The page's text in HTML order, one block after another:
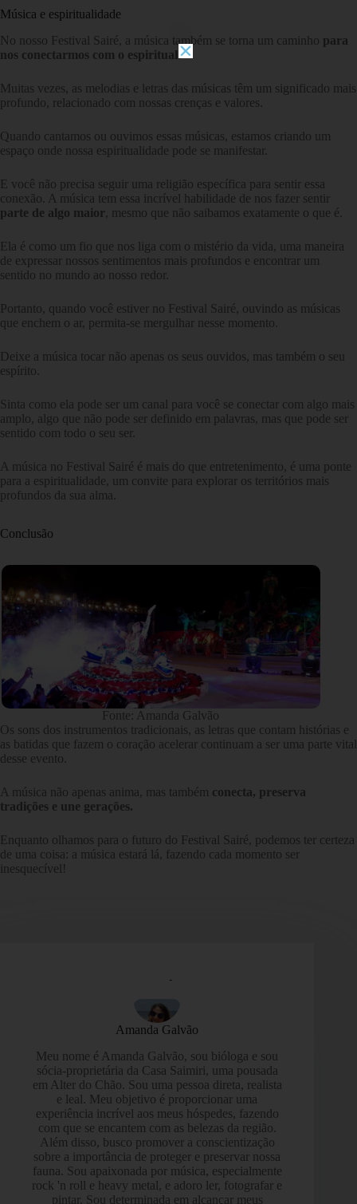
Música e espiritualidade
No nosso Festival Sairé, a música também se torna um caminho para
nos conectarmos com o espiritual .
Muitas vezes, as melodias e letras das músicas têm um significado mais
profundo, relacionado com nossas crenças e valores.
Quando cantamos ou ouvimos essas músicas, estamos criando um
espaço onde nossa espiritualidade pode se manifestar.
E você não precisa seguir uma religião específica para sentir essa
conexão. A música tem essa incrível habilidade de nos fazer sentir
parte de algo maior
, mesmo que não saibamos exatamente o que é.
Ela é como um fio que nos liga com o mistério da vida, uma maneira
de expressar nossos sentimentos mais profundos e encontrar um
sentido no mundo ao nosso redor.
Portanto, quando você estiver no Festival Sairé, ouvindo as músicas
que enchem o ar, permita-se mergulhar nesse momento.
Deixe a música tocar não apenas os seus ouvidos, mas também o seu
espírito.
Sinta como ela pode ser um canal para você se conectar com algo mais
amplo, algo que não pode ser definido em palavras, mas que pode ser
sentido com todo o seu ser.
A música no Festival Sairé é mais do que entretenimento, é uma ponte
para a espiritualidade, um convite para explorar os territórios mais
profundos da sua alma.
Conclusão
Fonte: Amanda Galvão
Os sons dos instrumentos tradicionais, as letras que contam histórias e
as batidas que fazem o coração acelerar continuam a ser uma parte vital
desse evento.
A música não apenas anima, mas também conecta, preserva
tradições e une gerações.
Enquanto olhamos para o futuro do Festival Sairé, podemos ter certeza
de uma coisa: a música estará lá, fazendo cada momento ser
inesquecível!
Amanda Galvão
Meu nome é Amanda Galvão, sou bióloga e sou
sócia-proprietária da Casa Saimiri, uma pousada
em Alter do Chão. Sou uma pessoa direta, realista
e leal. Meu objetivo é proporcionar uma
experiência incrível aos meus hóspedes, fazendo
com que se encantem com as belezas da região.
Além disso, busco promover a conscientização
sobre a importância de proteger e preservar nossa
fauna. Sou apaixonada por música, especialmente
rock 'n roll e heavy metal, e adoro ler, fotografar e
pintar. Sou determinada em alcançar meus